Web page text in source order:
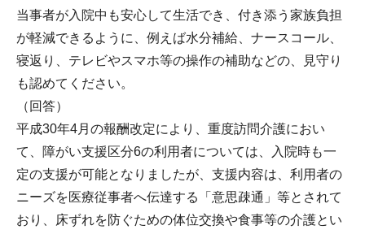
当事者が入院中も安心して生活でき、付き添う家族負担
が軽減できるように、例えば水分補給、ナースコール、
寝返り、テレビやスマホ等の操作の補助などの、見守り
も認めてください。
（回答）
平成30年4月の報酬改定により、重度訪問介護におい
て、障がい支援区分6の利用者については、入院時も一
定の支援が可能となりましたが、支援内容は、利用者の
ニーズを医療従事者へ伝達する「意思疎通」等とされて
おり、床ずれを防ぐための体位交換や食事等の介護とい